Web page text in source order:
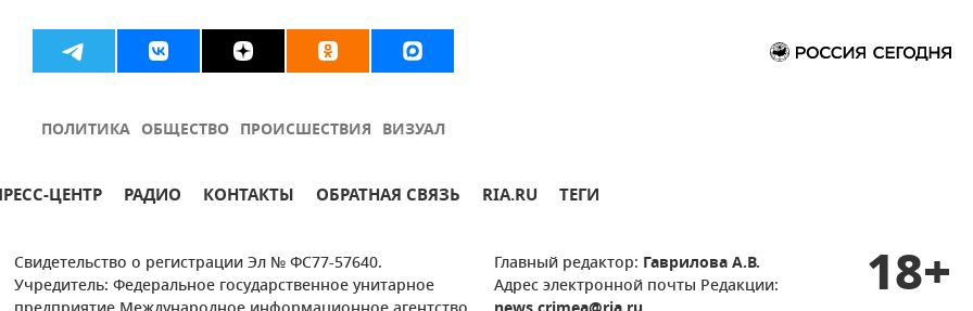
ПОЛИТИКА ОБЩЕСТВО ПРОИСШЕСТВИЯ ВИЗУАЛ
ЦЕНТР РАДИО КОНТАКТЫ ОБРАТНАЯ СВЯЗЬ RIA.RU ТЕГИ
Свидетельство о регистрации Эл № ФС77-57640.
Учредитель: Федеральное государственное унитарное
Главный редактор: Гаврилова А.В.
Адрес электронной почты Редакции:
18+